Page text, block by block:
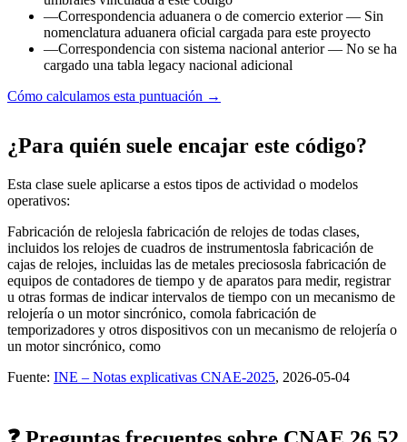
—Correspondencia aduanera o de comercio exterior— Sin
nomenclatura aduanera oficial cargada para este proyecto
—Correspondencia con sistema nacional anterior— No se ha
cargado una tabla legacy nacional adicional
Cómo calculamos esta puntuación →
¿Para quién suele encajar este código?
Esta clase suele aplicarse a estos tipos de actividad o modelos
operativos:
Fabricación de relojesla fabricación de relojes de todas clases,
incluidos los relojes de cuadros de instrumentosla fabricación de
cajas de relojes, incluidas las de metales preciososla fabricación de
equipos de contadores de tiempo y de aparatos para medir, registrar
u otras formas de indicar intervalos de tiempo con un mecanismo de
relojería o un motor sincrónico, comola fabricación de
temporizadores y otros dispositivos con un mecanismo de relojería o
un motor sincrónico, como
Fuente: INE – Notas explicativas CNAE-2025, 2026-05-04